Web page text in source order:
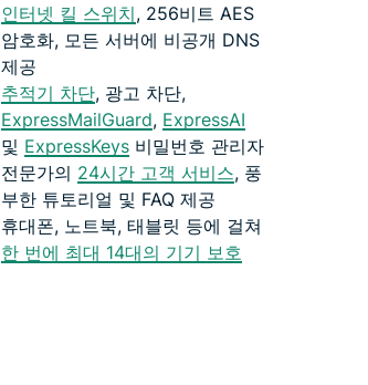
인터넷 킬 스위치, 256비트 AES
암호화, 모든 서버에 비공개 DNS
제공
추적기 차단, 광고 차단,
ExpressMailGuard, ExpressAI
및 ExpressKeys 비밀번호 관리자
전문가의 24시간 고객 서비스, 풍
부한 튜토리얼 및 FAQ 제공
휴대폰, 노트북, 태블릿 등에 걸쳐
한 번에 최대 14대의 기기 보호